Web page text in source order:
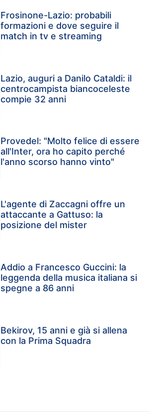
Frosinone-Lazio: probabili
formazioni e dove seguire il
match in tv e streaming
Lazio, auguri a Danilo Cataldi: il
centrocampista biancoceleste
compie 32 anni
Provedel: "Molto felice di essere
all'Inter, ora ho capito perché
l'anno scorso hanno vinto"
L'agente di Zaccagni offre un
attaccante a Gattuso: la
posizione del mister
Addio a Francesco Guccini: la
leggenda della musica italiana si
spegne a 86 anni
Bekirov, 15 anni e già si allena
con la Prima Squadra